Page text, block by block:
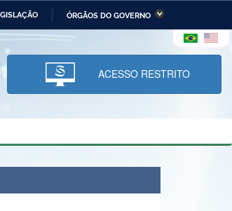
ÓRGÃOS DO GOVERNO
Ministério da Infraestrutura
Ministério da Ciência,
Tecnologia, Inovações e
Comunicações
ACESSO RESTRITO